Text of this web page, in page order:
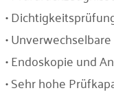
•
•
• Endoskopie und
• Sehr hohe